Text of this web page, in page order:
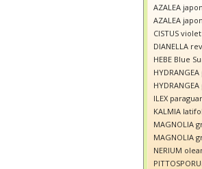
AZALEA
AZALEA
CISTUS violet
DIANELLA
HEBE Blue
ILEX
KALMIA
MAGNOLIA
MAGNOLIA
NERIUM